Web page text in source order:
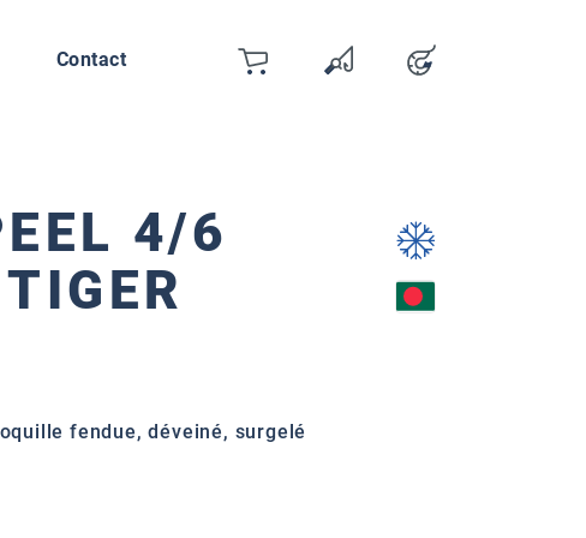
Contact
Vous avez 0 articles dans
Liste de souhaits
4/6
fendue, déveiné, surgelé